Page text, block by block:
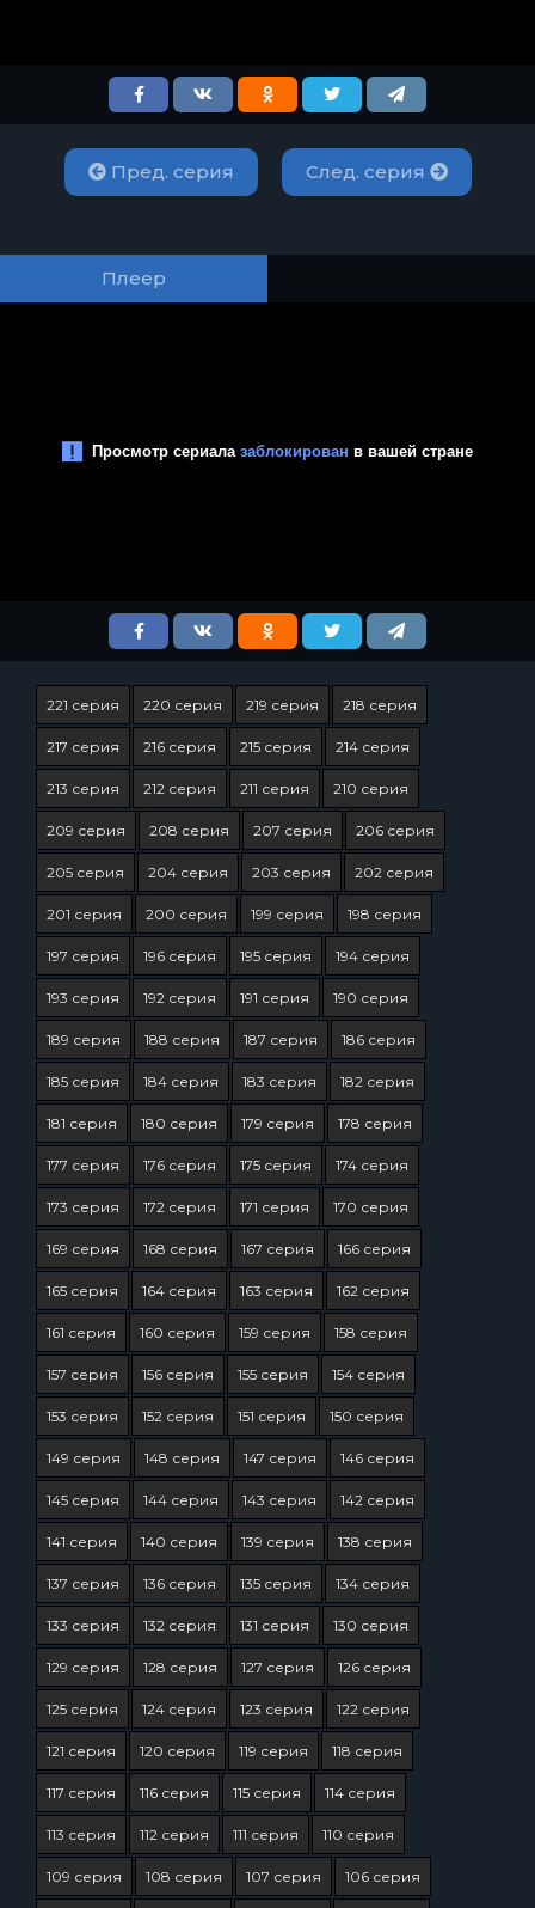
Пред. серия След. серия
Плеер
221 серия 220 серия 219 серия 218 серия
217 серия 216 серия 215 серия 214 серия
213 серия 212 серия 211 серия 210 серия
209 серия 208 серия 207 серия 206 серия
205 серия 204 серия 203 серия 202 серия
201 серия 200 серия 199 серия 198 серия
197 серия 196 серия 195 серия 194 серия
193 серия 192 серия 191 серия 190 серия
189 серия 188 серия 187 серия 186 серия
185 серия 184 серия 183 серия 182 серия
181 серия 180 серия 179 серия 178 серия
177 серия 176 серия 175 серия 174 серия
173 серия 172 серия 171 серия 170 серия
169 серия 168 серия 167 серия 166 серия
165 серия 164 серия 163 серия 162 серия
161 серия 160 серия 159 серия 158 серия
157 серия 156 серия 155 серия 154 серия
153 серия 152 серия 151 серия 150 серия
149 серия 148 серия 147 серия 146 серия
145 серия 144 серия 143 серия 142 серия
141 серия 140 серия 139 серия 138 серия
137 серия 136 серия 135 серия 134 серия
133 серия 132 серия 131 серия 130 серия
129 серия 128 серия 127 серия 126 серия
125 серия 124 серия 123 серия 122 серия
121 серия 120 серия 119 серия 118 серия
117 серия 116 серия 115 серия 114 серия
113 серия 112 серия 111 серия 110 серия
109 серия 108 серия 107 серия 106 серия